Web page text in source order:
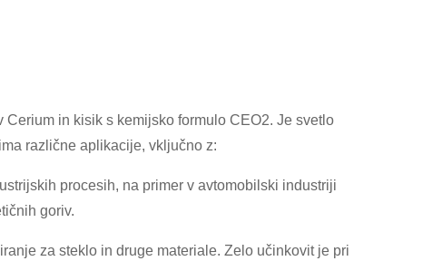
in kisik s kemijsko formulo CEO2. Je svetlo
različne aplikacije, vključno z:
procesih, na primer v avtomobilski industriji
goriv.
za steklo in druge materiale. Zelo učinkovit je pri